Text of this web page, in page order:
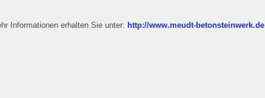
Informationen erhalten Sie unter: http://www.meudt-betonsteinwerk.de